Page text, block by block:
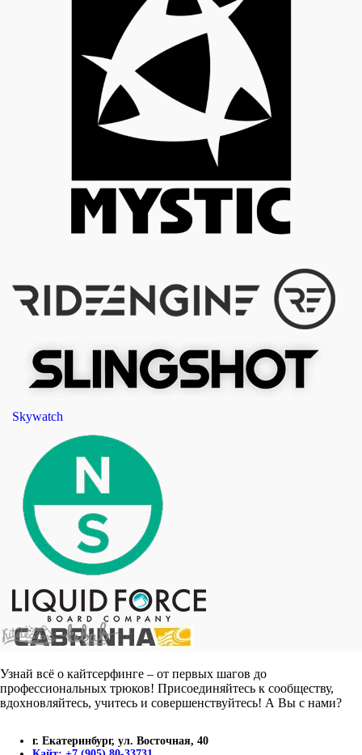
Skywatch
Узнай всё о кайтсерфинге – от первых шагов до
профессиональных трюков! Присоединяйтесь к сообществу,
вдохновляйтесь, учитесь и совершенствуйтесь! А Вы с нами?
г. Екатеринбург, ул. Восточная, 40